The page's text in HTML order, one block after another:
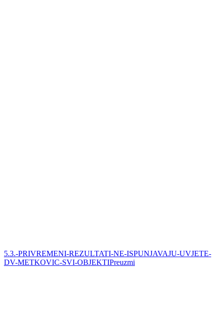
5.3.-PRIVREMENI-REZULTATI-NE-ISPUNJAVAJU-UVJETE-
DV-METKOVIC-SVI-OBJEKTIPreuzmi